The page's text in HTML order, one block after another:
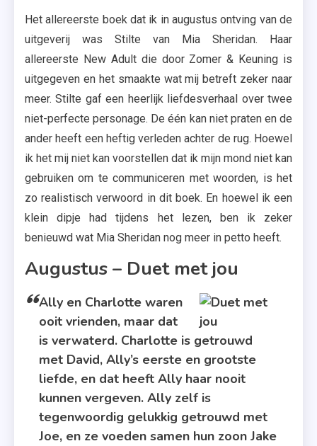
Het allereerste boek dat ik in augustus ontving van de
uitgeverij was Stilte van Mia Sheridan. Haar
allereerste New Adult die door Zomer & Keuning is
uitgegeven en het smaakte wat mij betreft zeker naar
meer. Stilte gaf een heerlijk liefdesverhaal over twee
niet-perfecte personage. De één kan niet praten en de
ander heeft een heftig verleden achter de rug. Hoewel
ik het mij niet kan voorstellen dat ik mijn mond niet kan
gebruiken om te communiceren met woorden, is het
zo realistisch verwoord in dit boek. En hoewel ik een
klein dipje had tijdens het lezen, ben ik zeker
benieuwd wat Mia Sheridan nog meer in petto heeft.
Augustus – Duet met jou
Ally en Charlotte waren
ooit vrienden, maar dat
is verwaterd. Charlotte is getrouwd
met David, Ally’s eerste en grootste
liefde, en dat heeft Ally haar nooit
kunnen vergeven. Ally zelf is
tegenwoordig gelukkig getrouwd met
Joe, en ze voeden samen hun zoon Jake